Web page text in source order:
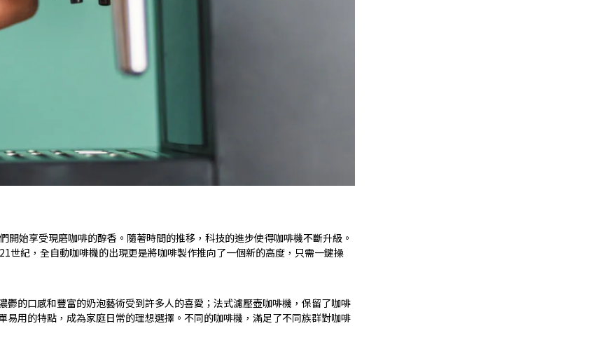
始享受現磨咖啡的醇香。隨著時間的推移，科技的進步使得咖啡機不斷升級。
世紀，全自動咖啡機的出現更是將咖啡製作推向了一個新的高度，只需一鍵操
的口感和豐富的奶泡藝術受到許多人的喜愛；法式濾壓壺咖啡機，保留了咖啡
用的特點，成為家庭日常的理想選擇。不同的咖啡機，滿足了不同族群對咖啡